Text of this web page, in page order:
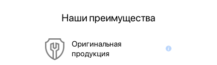
Наши преимущества
Оригинальная
продукция